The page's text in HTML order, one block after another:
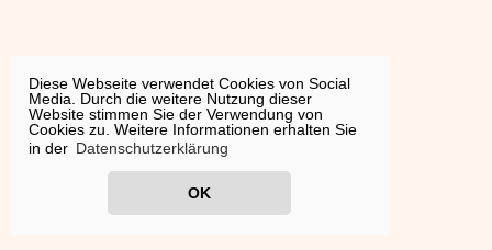
Diese Webseite verwendet Cookies von Social
Media. Durch die weitere Nutzung dieser
Website stimmen Sie der Verwendung von
Cookies zu. Weitere Informationen erhalten Sie
in der Datenschutzerklärung
OK